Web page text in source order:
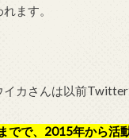
ます。
イカさんは以前
でで、2015年から活